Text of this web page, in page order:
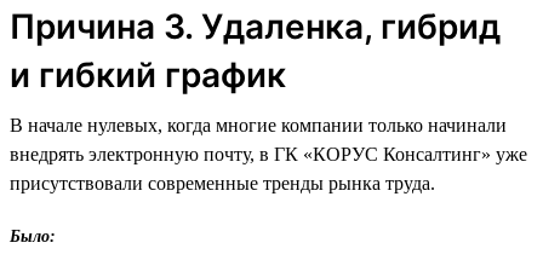
Причина 3. Удаленка, гибрид
и гибкий график
В начале нулевых, когда многие компании только начинали
внедрять электронную почту, в ГК «КОРУС Консалтинг» уже
присутствовали современные тренды рынка труда.
Было: